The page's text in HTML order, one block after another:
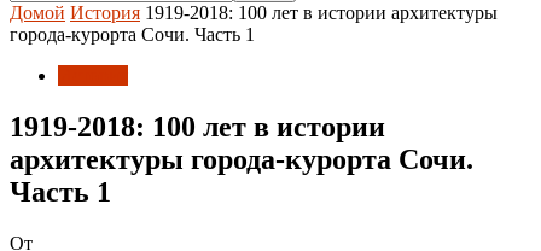
Домой История 1919-2018: 100 лет в истории архитектуры
города-курорта Сочи. Часть 1
1919-2018: 100 лет в истории
архитектуры города-курорта Сочи.
Часть 1
От